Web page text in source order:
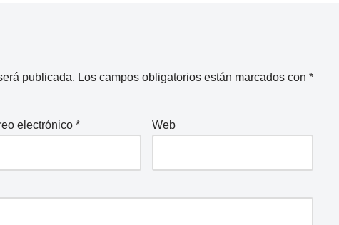
publicada. Los campos obligatorios están marcados con *
electrónico* Web